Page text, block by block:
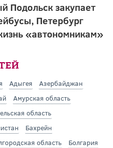
Подольск закупает
Петербург
«автономникам»
Адыгея
Азербайджан
Амурская область
область
Бахрейн
область
Болгария